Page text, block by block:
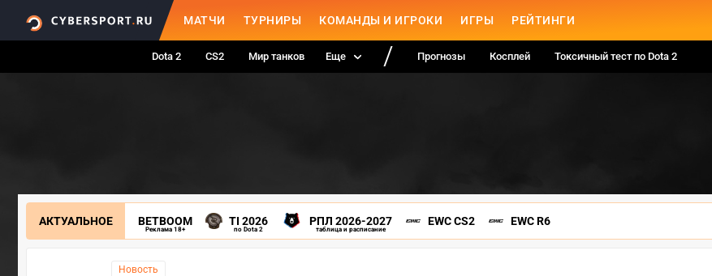
МАТЧИ ТУРНИРЫ КОМАНДЫ И ИГРОКИ ИГРЫ РЕЙТИНГИ
Dota 2 CS2 Мир танков Еще Прогнозы Косплей Токсичный тест по Dota 2
АКТУАЛЬНОЕ BETBOOM
Реклама 18+
TI 2026
по Dota 2
РПЛ 2026-2027
таблица и расписание
EWC CS2 EWC R6
Новость